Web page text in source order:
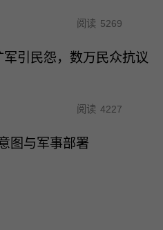
阅读 5269
军引民怨，数万民众抗议
阅读 4227
图与军事部署